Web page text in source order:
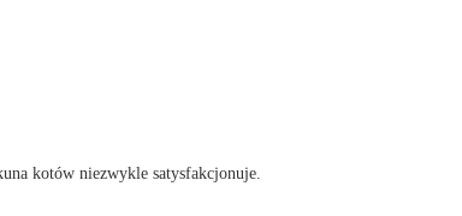
kotów niezwykle satysfakcjonuje.